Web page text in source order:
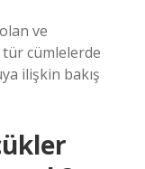
ve
cümlelerde
ilişkin bakış